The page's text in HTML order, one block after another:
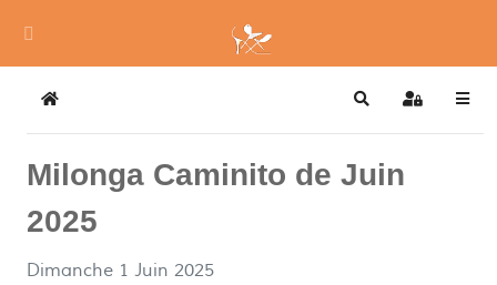
Home SearchSign In
Milonga Caminito de Juin
2025
Dimanche 1 Juin 2025